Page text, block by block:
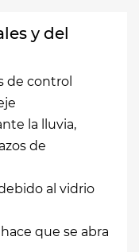
y del
de control
la lluvia,
de
al vidrio
que se abra